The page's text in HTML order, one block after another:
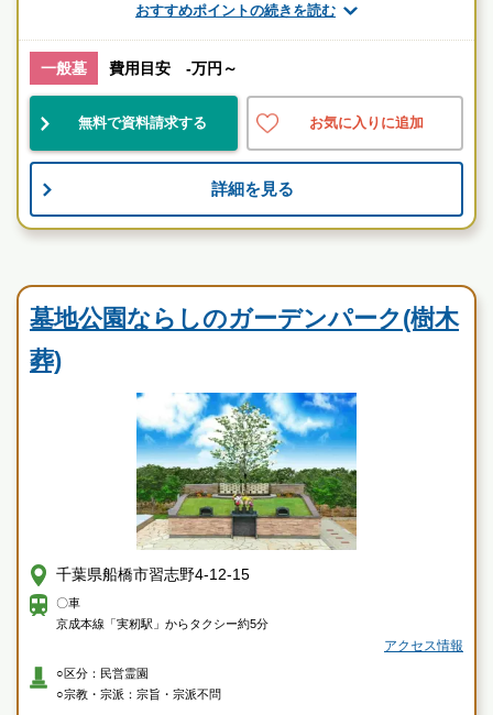
おすすめポイントの続きを読む
千葉県 八千代市 八千代台駅
自然豊
お墓のことなら何でもご相談ください
現地を見学して実際の雰囲気をお確かめください
霊園墓地のプロフェッショナルが無料でご案内いたしま
す
一般墓 費用目安 -万円～
無料で資料請求する お気に入りに追加
詳細を見る
墓地公園ならしのガーデンパーク(樹木
葬)
千葉県船橋市習志野4-12-15
〇車
京成本線「実籾駅」からタクシー約5分
アクセス情報
○区分：民営霊園
○宗教・宗派：宗旨・宗派不問